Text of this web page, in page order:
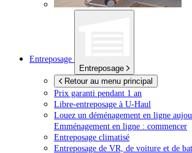
Entreposage
Entreposage
Retour au menu principal
Prix garanti pendant 1 an
Libre-entreposage à U-Haul
Louez un déménagement en ligne
Emménagement en ligne : commencer
Entreposage climatisé
Entreposage de VR, de voiture et de